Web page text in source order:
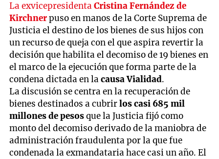
La exvicepresidentaCristina Fernández de
Kirchnerpuso en manos de la Corte Suprema de
Justicia el destino de los bienes de sus hijos con
un recurso de queja con el que aspira revertir la
decisión que habilita el decomiso de 19 bienes en
el marco de la ejecución que forma parte de la
condena dictada en lacausa Vialidad.
La discusión se centra en la recuperación de
bienes destinados a cubrirlos casi 685 mil
millones de pesosque la Justicia fijó como
monto del decomiso derivado de la maniobra de
administración fraudulenta por la que fue
condenada la exmandataria hace casi un año. El